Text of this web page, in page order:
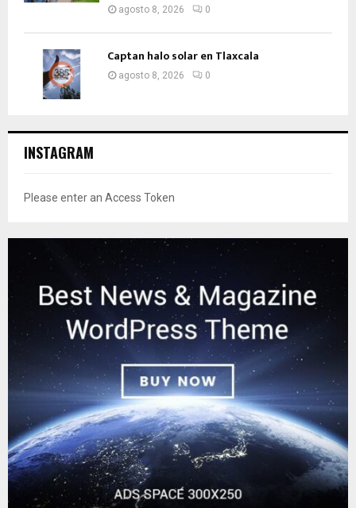
agosto 8, 2026 0
Captan halo solar en Tlaxcala
agosto 8, 2026 0
INSTAGRAM
Please enter an Access Token